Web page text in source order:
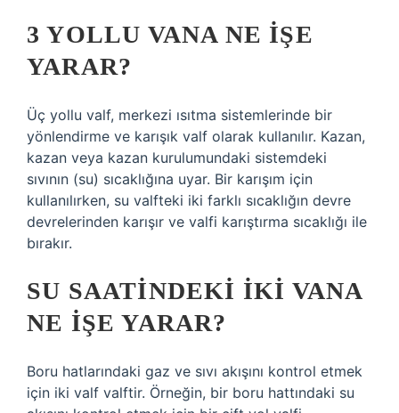
3 YOLLU VANA NE IŞE
YARAR?
Üç yollu valf, merkezi ısıtma sistemlerinde bir
yönlendirme ve karışık valf olarak kullanılır. Kazan,
kazan veya kazan kurulumundaki sistemdeki
sıvının (su) sıcaklığına uyar. Bir karışım için
kullanılırken, su valfteki iki farklı sıcaklığın devre
devrelerinden karışır ve valfi karıştırma sıcaklığı ile
bırakır.
SU SAATINDEKI IKI VANA
NE IŞE YARAR?
Boru hatlarındaki gaz ve sıvı akışını kontrol etmek
için iki valf valftir. Örneğin, bir boru hattındaki su